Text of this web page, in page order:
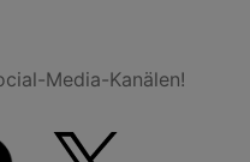
Media-Kanälen!